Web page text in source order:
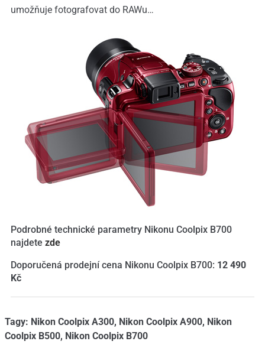
umožňuje fotografovat do RAWu…
Podrobné technické parametry Nikonu Coolpix B700
najdete zde
Doporučená prodejní cena Nikonu Coolpix B700: 12 490
Kč
Tagy: Nikon Coolpix A300, Nikon Coolpix A900, Nikon
Coolpix B500, Nikon Coolpix B700